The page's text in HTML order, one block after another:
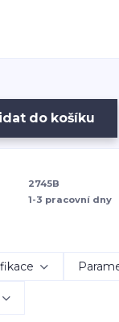
do košíku
2745B
1-3 pracovní dny